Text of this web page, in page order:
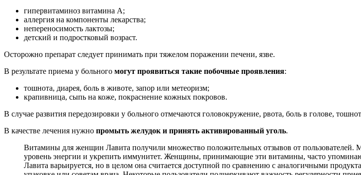
гипервитаминоз витамина А;
аллергия на компоненты лекарства;
непереносимость лактозы;
детский и подростковый возраст.
Осторожно препарат следует принимать при тяжелом поражении печени, язве.
В результате приема у больного могут проявиться такие побочные проявления:
тошнота, диарея, боль в животе, запор или метеоризм;
крапивница, сыпь на коже, покраснение кожных покровов.
В случае развития передозировки у больного отмечаются головокружение, рвота, боль в голове,
В качестве лечения нужно промыть желудок и принять активированный уголь.
Витамины для женщин Лавита получили множество положительных отзывов от пользователей.
уровень энергии и укрепить иммунитет. Женщины, принимающие эти витамины, часто
Лавита варьируется, но в целом она считается доступной по сравнению с аналогичными